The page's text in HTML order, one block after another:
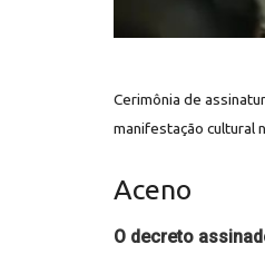
Cerimônia de
manifestação cultural
Aceno
O decreto